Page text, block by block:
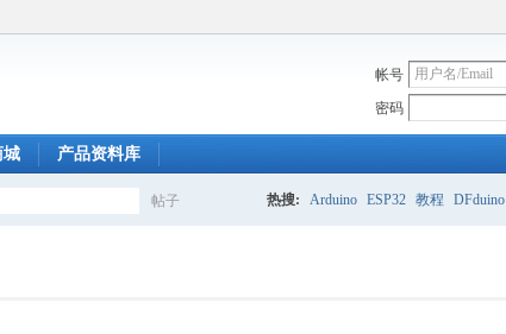
帐号
密码
城 产品资料库
帖子 热搜: Arduino ESP32 教程 DFduino